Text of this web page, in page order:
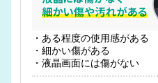
・ある程度の使用感がある
・細かい傷がある
・液晶画面には傷がない